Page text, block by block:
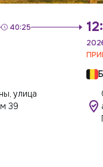
40:25
улица
39